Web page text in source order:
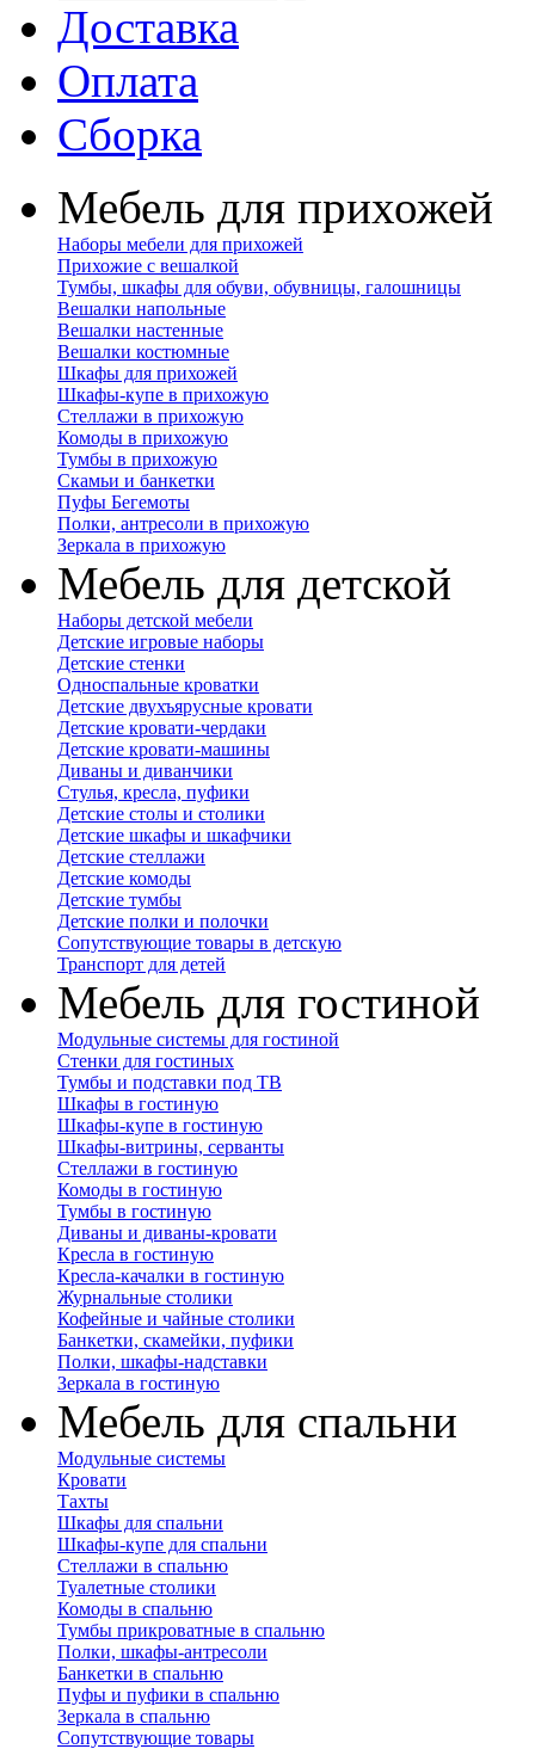
Доставка
Оплата
Сборка
Мебель для прихожей
Наборы мебели для прихожей
Прихожие с вешалкой
Тумбы, шкафы для обуви, обувницы, галошницы
Вешалки напольные
Вешалки настенные
Вешалки костюмные
Шкафы для прихожей
Шкафы-купе в прихожую
Стеллажи в прихожую
Комоды в прихожую
Тумбы в прихожую
Скамьи и банкетки
Пуфы Бегемоты
Полки, антресоли в прихожую
Зеркала в прихожую
Мебель для детской
Наборы детской мебели
Детские игровые наборы
Детские стенки
Односпальные кроватки
Детские двухъярусные кровати
Детские кровати-чердаки
Детские кровати-машины
Диваны и диванчики
Стулья, кресла, пуфики
Детские столы и столики
Детские шкафы и шкафчики
Детские стеллажи
Детские комоды
Детские тумбы
Детские полки и полочки
Сопутствующие товары в детскую
Транспорт для детей
Мебель для гостиной
Модульные системы для гостиной
Стенки для гостиных
Тумбы и подставки под ТВ
Шкафы в гостиную
Шкафы-купе в гостиную
Шкафы-витрины, серванты
Стеллажи в гостиную
Комоды в гостиную
Тумбы в гостиную
Диваны и диваны-кровати
Кресла в гостиную
Кресла-качалки в гостиную
Журнальные столики
Кофейные и чайные столики
Банкетки, скамейки, пуфики
Полки, шкафы-надставки
Зеркала в гостиную
Мебель для спальни
Модульные системы
Кровати
Тахты
Шкафы для спальни
Шкафы-купе для спальни
Стеллажи в спальню
Туалетные столики
Комоды в спальню
Тумбы прикроватные в спальню
Полки, шкафы-антресоли
Банкетки в спальню
Пуфы и пуфики в спальню
Зеркала в спальню
Сопутствующие товары